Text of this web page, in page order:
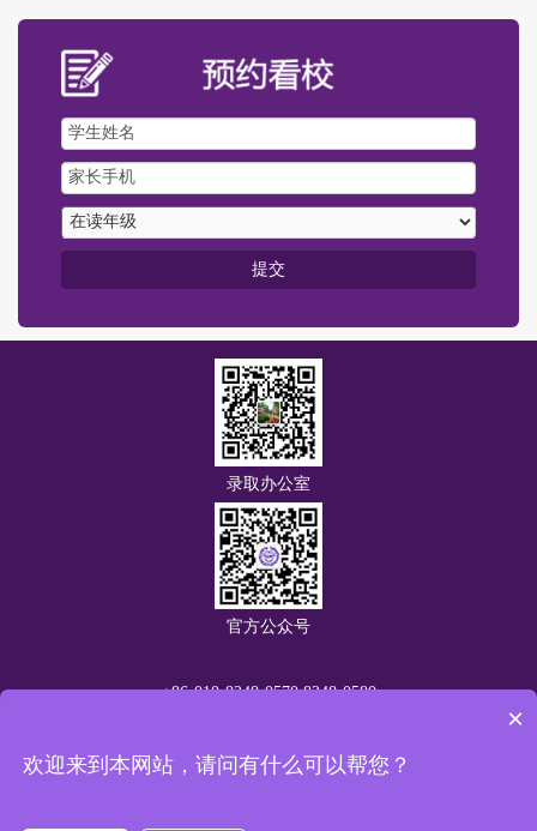
录取办公室
官方公众号
+86-010-8248-0570 8248-0580
地址：北京市海淀区中关村北大街体育大学南侧
×
欢迎来到本网站，请问有什么可以帮您？